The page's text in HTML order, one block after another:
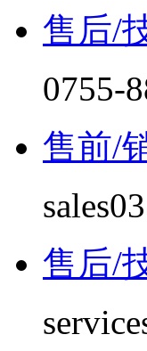
售后/
0755-
售前/
售后/